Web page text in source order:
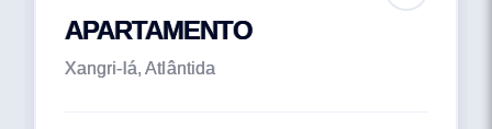
APARTAMENTO
Xangri-lá, Atlântida